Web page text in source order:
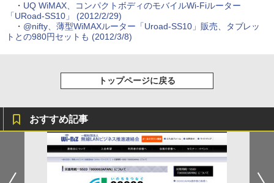
・ UQ WiMAX、コンパクトボディのモバイルWi-Fiルーター
「URoad-SS10」 (2012/2/29)
・ @nifty、薄型WiMAXルーター「Uroad-SS10」販売、タブレッ
トとの980円セットも (2012/3/8)
トップページに戻る
おすすめ記事